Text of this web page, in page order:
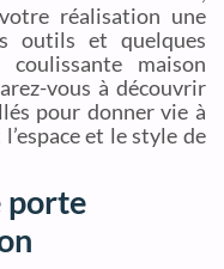
réalisation une
outils et quelques
maison
vous à découvrir
pour donner vie à
et le style de
porte